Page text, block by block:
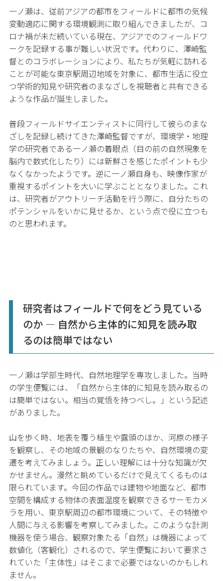
一ノ瀬は、従前アジアの都市をフィールドに都市の気候
変動適応に関する環境観測に取り組んできましたが、コ
ロナ禍が未だ続いている現在、アジアでのフィールドワ
ークを記録する事が難しい状況です。代わりに、澤崎監
督とのコラボレーションにより、私たちが気軽に訪れる
ことが可能な東京駅周辺地域を対象に、都市生活に役立
つ学術的知見や研究者のまなざしを視聴者と共有できる
ような作品が誕生しました。
普段フィールドサイエンティストに同行して彼らのまな
ざしを記録し続けてきた澤崎監督ですが、環境学・地理
学の研究者である一ノ瀬の着眼点（目の前の自然現象を
脳内で数式化したり）には新鮮さを感じたポイントも少
なくなかったようです。逆に一ノ瀬自身も、映像作家が
重視するポイントを大いに学ぶこととなりました。これ
は、研究者がアウトリーチ活動を行う際に、自分たちの
ポテンシャルをいかに見せるか、という点で役に立つも
のと思われます。
研究者はフィールドで何をどう見ている
のか — 自然から主体的に知見を読み取
るのは簡単ではない
一ノ瀬は学部生時代、自然地理学を専攻しました。当時
の学生便覧には、「自然から主体的に知見を読み取るの
は簡単ではない。相当の覚悟を持つべし。」という記述
がありました。
山を歩く時、地表を覆う植生や露頭のほか、河原の様子
を観察し、その地域の景観のなりたちや、自然環境の変
遷を考えてみましょう。正しい理解には十分な知識が欠
かせません。漫然と眺めているだけで見えてくるものは
限られています。今回の作品では建物や地面など、都市
空間を構成する物体の表面温度を観察できるサーモカメ
ラを用い、東京駅周辺の都市環境について、その特徴や
人間に与える影響を考察してみました。このような計測
機器を使う場合、観察対象たる「自然」は機器によって
数値化（客観化）されるので、学生便覧において要求さ
れていた「主体性」はそこまで必要ではないのかもしれ
ません。